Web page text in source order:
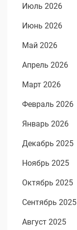
Июль 2026
Июнь 2026
Май 2026
Апрель 2026
Март 2026
Февраль 2026
Январь 2026
Декабрь 2025
Ноябрь 2025
Октябрь 2025
Сентябрь 2025
Август 2025